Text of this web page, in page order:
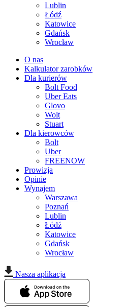
Lublin
Łódź
Katowice
Gdańsk
Wrocław
O nas
Kalkulator zarobków
Dla kurierów
Bolt Food
Uber Eats
Glovo
Wolt
Stuart
Dla kierowców
Bolt
Uber
FREENOW
Prowizja
Opinie
Wynajem
Warszawa
Poznań
Lublin
Łódź
Katowice
Gdańsk
Wrocław
Nasza aplikacja